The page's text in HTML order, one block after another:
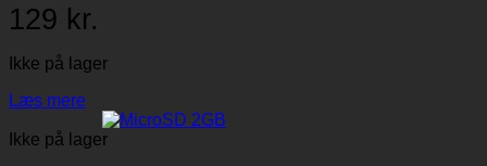
129 kr.
Ikke på lager
Læs mere
Ikke på lager